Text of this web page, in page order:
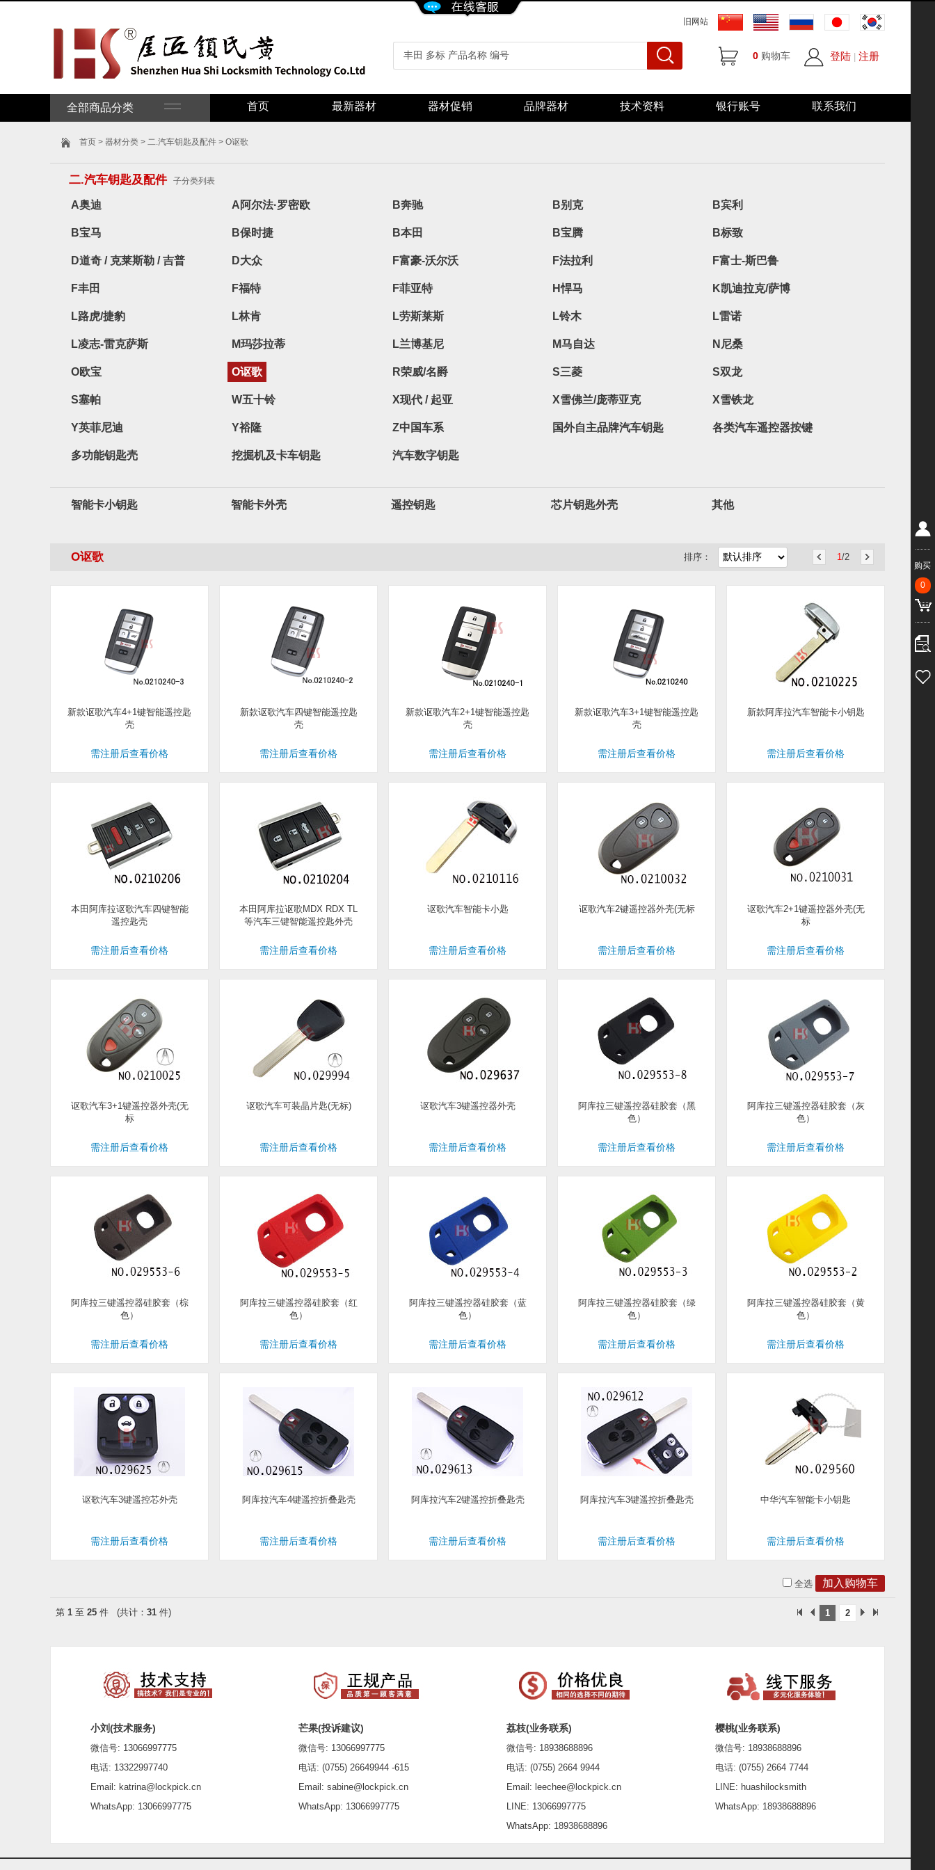
旧网站
0 购物车 登陆 注册
全部商品分类 首页 最新器材 器材促销 品牌器材 技术资料 银行账号 联系我们
首页 > 器材分类 > 二.汽车钥匙及配件 > O讴歌
二.汽车钥匙及配件 子分类列表
A奥迪 A阿尔法·罗密欧 B奔驰 B别克 B宾利
B宝马 B保时捷 B本田 B宝腾 B标致
D道奇 / 克莱斯勒 / 吉普 D大众 F富豪-沃尔沃 F法拉利 F富士-斯巴鲁
F丰田 F福特 F菲亚特 H悍马 K凯迪拉克/萨博
L路虎/捷豹 L林肯 L劳斯莱斯 L铃木 L雷诺
L凌志-雷克萨斯 M玛莎拉蒂 L兰博基尼 M马自达 N尼桑
O欧宝 O讴歌 R荣威/名爵 S三菱 S双龙
S塞帕 W五十铃 X现代 / 起亚 X雪佛兰/庞蒂亚克 X雪铁龙
Y英菲尼迪 Y裕隆 Z中国车系 国外自主品牌汽车钥匙 各类汽车遥控器按键
多功能钥匙壳 挖掘机及卡车钥匙 汽车数字钥匙
智能卡小钥匙 智能卡外壳 遥控钥匙 芯片钥匙外壳 其他
O讴歌 排序： 1/2
新款讴歌汽车4+1键智能遥控匙
壳
需注册后查看价格
新款讴歌汽车四键智能遥控匙
壳
需注册后查看价格
新款讴歌汽车2+1键智能遥控匙
壳
需注册后查看价格
新款讴歌汽车3+1键智能遥控匙
壳
需注册后查看价格
新款阿库拉汽车智能卡小钥匙
需注册后查看价格
本田阿库拉讴歌汽车四键智能
遥控匙壳
需注册后查看价格
本田阿库拉讴歌MDX RDX TL
等汽车三键智能遥控匙外壳
需注册后查看价格
讴歌汽车智能卡小匙
需注册后查看价格
讴歌汽车2键遥控器外壳(无标
需注册后查看价格
讴歌汽车2+1键遥控器外壳(无
标
需注册后查看价格
讴歌汽车3+1键遥控器外壳(无
标
需注册后查看价格
讴歌汽车可装晶片匙(无标)
需注册后查看价格
讴歌汽车3键遥控器外壳
需注册后查看价格
阿库拉三键遥控器硅胶套（黑
色）
需注册后查看价格
阿库拉三键遥控器硅胶套（灰
色）
需注册后查看价格
阿库拉三键遥控器硅胶套（棕
色）
需注册后查看价格
阿库拉三键遥控器硅胶套（红
色）
需注册后查看价格
阿库拉三键遥控器硅胶套（蓝
色）
需注册后查看价格
阿库拉三键遥控器硅胶套（绿
色）
需注册后查看价格
阿库拉三键遥控器硅胶套（黄
色）
需注册后查看价格
讴歌汽车3键遥控芯外壳
需注册后查看价格
阿库拉汽车4键遥控折叠匙壳
需注册后查看价格
阿库拉汽车2键遥控折叠匙壳
需注册后查看价格
阿库拉汽车3键遥控折叠匙壳
需注册后查看价格
中华汽车智能卡小钥匙
需注册后查看价格
全选
第 1 至 25 件 (共计： 31 件) 1 2
小刘(技术服务)
微信号: 13066997775
电话: 13322997740
Email: katrina@lockpick.cn
WhatsApp: 13066997775
芒果(投诉建议)
微信号: 13066997775
电话: (0755) 26649944 -615
Email: sabine@lockpick.cn
WhatsApp: 13066997775
荔枝(业务联系)
微信号: 18938688896
电话: (0755) 2664 9944
Email: leechee@lockpick.cn
LINE: 13066997775
WhatsApp: 18938688896
樱桃(业务联系)
微信号: 18938688896
电话: (0755) 2664 7744
LINE: huashilocksmith
WhatsApp: 18938688896
购买
0